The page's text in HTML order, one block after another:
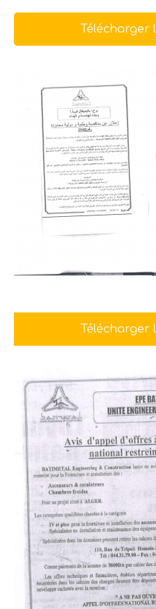
Télécharger
Télécharger